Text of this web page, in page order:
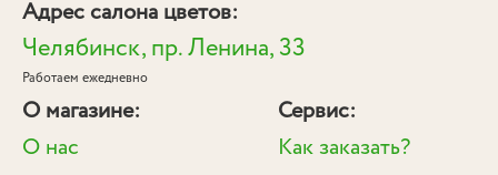
Адрес салона цветов:
Челябинск, пр. Ленина, 33
Работаем ежедневно
О магазине:
О нас
Сервис:
Как заказать?